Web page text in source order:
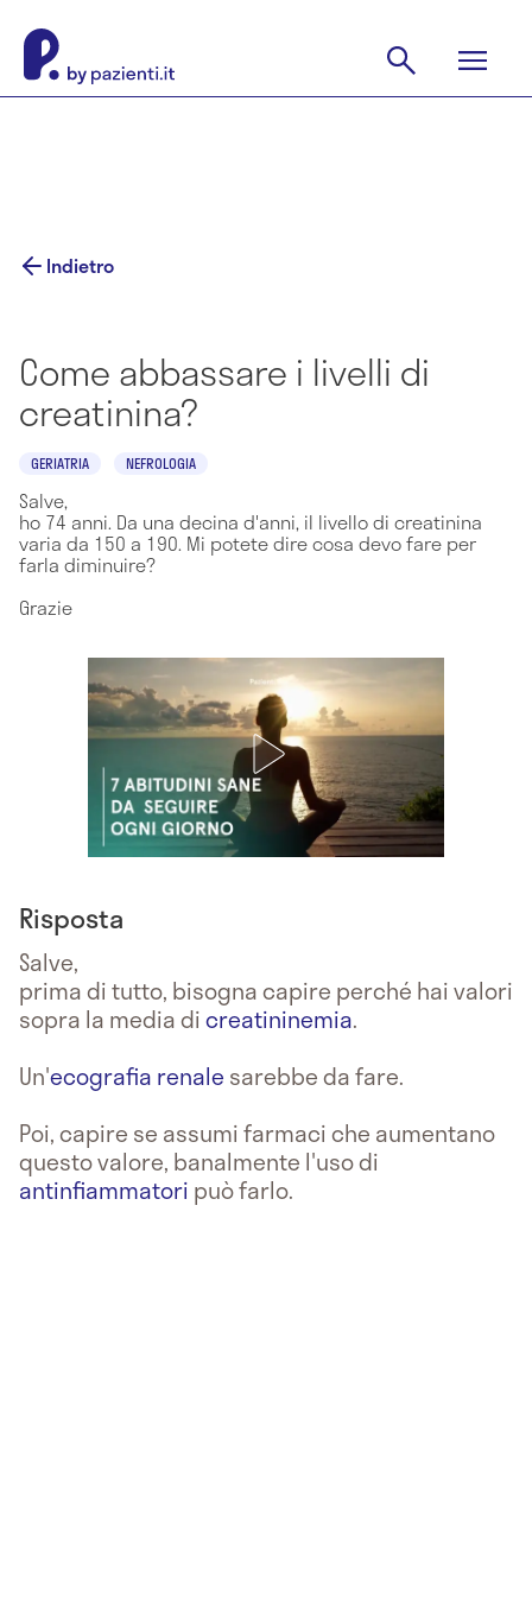
Indietro
Come abbassare i livelli di
creatinina?
GERIATRIA NEFROLOGIA
Salve,
ho 74 anni. Da una decina d'anni, il livello di creatinina
varia da 150 a 190. Mi potete dire cosa devo fare per
farla diminuire?
Grazie
Risposta
Salve,
prima di tutto, bisogna capire perché hai valori
sopra la media dicreatininemia.
Un'ecografia renale sarebbe da fare.
Poi, capire se assumi farmaci che aumentano
questo valore, banalmente l'uso di
antinfiammatori può farlo.